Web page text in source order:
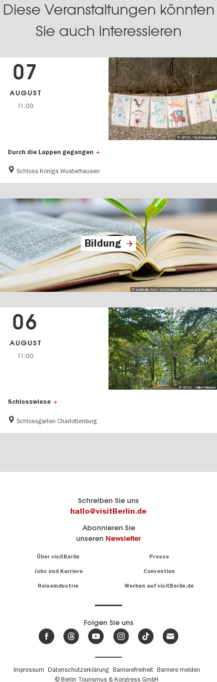
Diese Veranstaltungen könnten
Sie auch interessieren
Durch die Lappen gegangen
Schloss Königs Wusterhausen
07
AUGUST
11:00
© SPSG / Kati Kausmann
Bildung
© visitBerlin, Foto: GettyImages, krisanapongdetraphiphat
Schlosswiese
Schlossgarten Charlottenburg
06
AUGUST
11:00
© SPSG / Hillert Ibbeken
Schreiben Sie uns
hallo@visitBerlin.de
Abonnieren Sie
unseren Newsletter
Über visitBerlin Presse
Jobs und Karriere Convention
Reiseindustrie Werben auf visitBerlin.de
sind
für Sie da.
Tickets
Wir haben den
Insidertipps
Trends
Folgen Sie uns
Fußbereichsmenü
Impressum Datenschutzerklärung Barrierefreiheit Barriere melden
© Berlin Tourismus & Kongress GmbH